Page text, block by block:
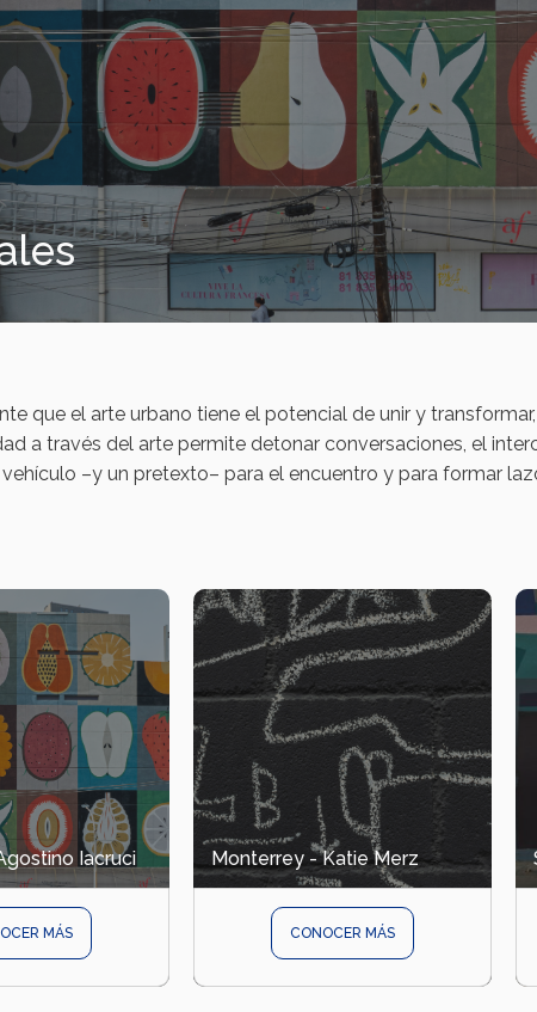
que el arte urbano tiene el potencial de unir y
a través del arte permite detonar conversaciones, el
–y un pretexto– para el encuentro y para formar
Iacruci
MÁS
Monterrey - Katie Merz
CONOCER MÁS